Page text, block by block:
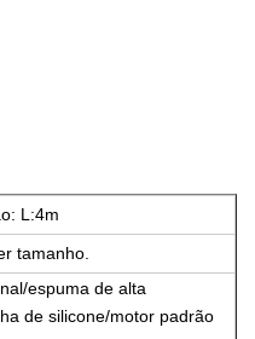
L:4m
tamanho.
espuma de alta
de silicone/motor padrão